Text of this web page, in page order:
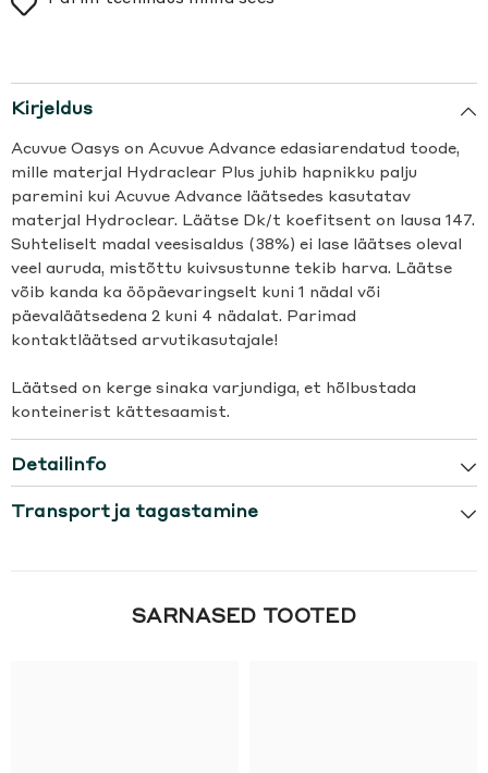
Kirjeldus
Acuvue Oasys on Acuvue Advance edasiarendatud toode,
mille materjal Hydraclear Plus juhib hapnikku palju
paremini kui Acuvue Advance läätsedes kasutatav
materjal Hydroclear. Läätse Dk/t koefitsent on lausa 147.
Suhteliselt madal veesisaldus (38%) ei lase läätses oleval
veel auruda, mistõttu kuivsustunne tekib harva. Läätse
võib kanda ka ööpäevaringselt kuni 1 nädal või
päevaläätsedena 2 kuni 4 nädalat. Parimad
kontaktläätsed arvutikasutajale!
Läätsed on kerge sinaka varjundiga, et hõlbustada
konteinerist kättesaamist.
Detailinfo
Transport ja tagastamine
SARNASED TOOTED